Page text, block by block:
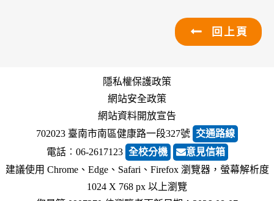
回上頁
隱私權保護政策
網站安全政策
網站資料開放宣告
702023 臺南市南區健康路一段327號 交通路線
電話︰06-2617123 全校分機
意見信箱
建議使用 Chrome、Edge、Safari、Firefox 瀏覽器，螢幕解析度
1024 X 768 px 以上瀏覽